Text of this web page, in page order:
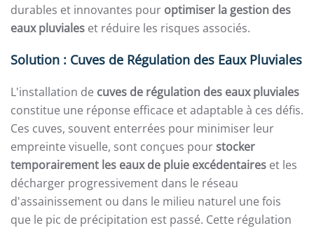
durables et innovantes pour optimiser la gestion des
eaux pluviales et réduire les risques associés.
Solution : Cuves de Régulation des Eaux Pluviales
L'installation de cuves de régulation des eaux pluviales
constitue une réponse efficace et adaptable à ces défis.
Ces cuves, souvent enterrées pour minimiser leur
empreinte visuelle, sont conçues pourstocker
temporairement les eaux de pluie excédentaires et les
décharger progressivement dans le réseau
d'assainissement ou dans le milieu naturel une fois
que le pic de précipitation est passé. Cette régulation